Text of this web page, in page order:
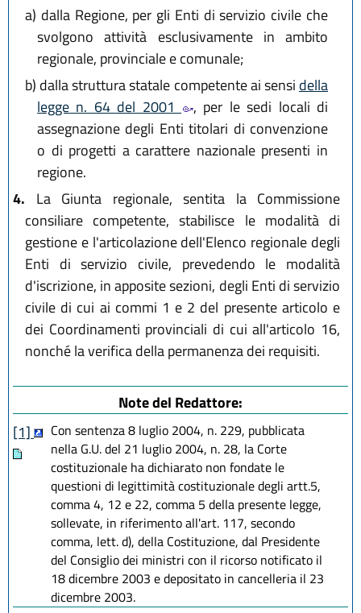
a) dalla Regione, per gli Enti di servizio civile che
svolgono attività esclusivamente in ambito
regionale, provinciale e comunale;
b) dalla struttura statale competente ai sensi della
legge n. 64 del 2001
, per le sedi locali di
assegnazione degli Enti titolari di convenzione
o di progetti a carattere nazionale presenti in
regione.
4. La Giunta regionale, sentita la Commissione
consiliare competente, stabilisce le modalità di
gestione e l'articolazione dell'Elenco regionale degli
Enti di servizio civile, prevedendo le modalità
d'iscrizione, in apposite sezioni, degli Enti di servizio
civile di cui ai commi 1 e 2 del presente articolo e
dei Coordinamenti provinciali di cui all'articolo 16,
nonché la verifica della permanenza dei requisiti.
Note del Redattore:
[1]
Con sentenza 8 luglio 2004, n. 229, pubblicata
nella G.U. del 21 luglio 2004, n. 28, la Corte
costituzionale ha dichiarato non fondate le
questioni di legittimità costituzionale degli artt.5,
comma 4, 12 e 22, comma 5 della presente legge,
sollevate, in riferimento all'art. 117, secondo
comma, lett. d), della Costituzione, dal Presidente
del Consiglio dei ministri con il ricorso notificato il
18 dicembre 2003 e depositato in cancelleria il 23
dicembre 2003.